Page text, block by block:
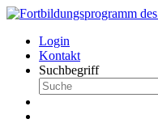
Login
Kontakt
Suchbegriff